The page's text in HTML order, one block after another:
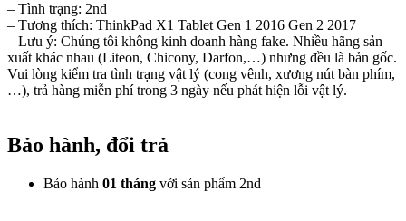
– Tình trạng: 2nd
– Tương thích: ThinkPad X1 Tablet Gen 1 2016 Gen 2 2017
– Lưu ý: Chúng tôi không kinh doanh hàng fake. Nhiều hãng sản
xuất khác nhau (Liteon, Chicony, Darfon,…) nhưng đều là bản gốc.
Vui lòng kiểm tra tình trạng vật lý (cong vênh, xương nút bàn phím,
…), trả hàng miễn phí trong 3 ngày nếu phát hiện lỗi vật lý.
Bảo hành, đổi trả
Bảo hành 01 tháng với sản phẩm 2nd